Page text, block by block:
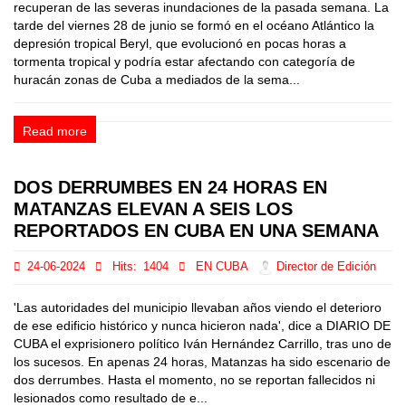
recuperan de las severas inundaciones de la pasada semana. La
tarde del viernes 28 de junio se formó en el océano Atlántico la
depresión tropical Beryl, que evolucionó en pocas horas a
tormenta tropical y podría estar afectando con categoría de
huracán zonas de Cuba a mediados de la sema...
Read more
DOS DERRUMBES EN 24 HORAS EN
MATANZAS ELEVAN A SEIS LOS
REPORTADOS EN CUBA EN UNA SEMANA
24-06-2024 Hits: 1404 EN CUBA Director de Edición
'Las autoridades del municipio llevaban años viendo el deterioro
de ese edificio histórico y nunca hicieron nada', dice a DIARIO DE
CUBA el exprisionero político Iván Hernández Carrillo, tras uno de
los sucesos. En apenas 24 horas, Matanzas ha sido escenario de
dos derrumbes. Hasta el momento, no se reportan fallecidos ni
lesionados como resultado de e...